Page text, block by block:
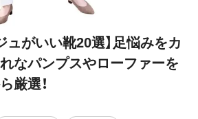
ュがいい靴20選】足悩みをカ
なパンプスやローファーを
厳選！